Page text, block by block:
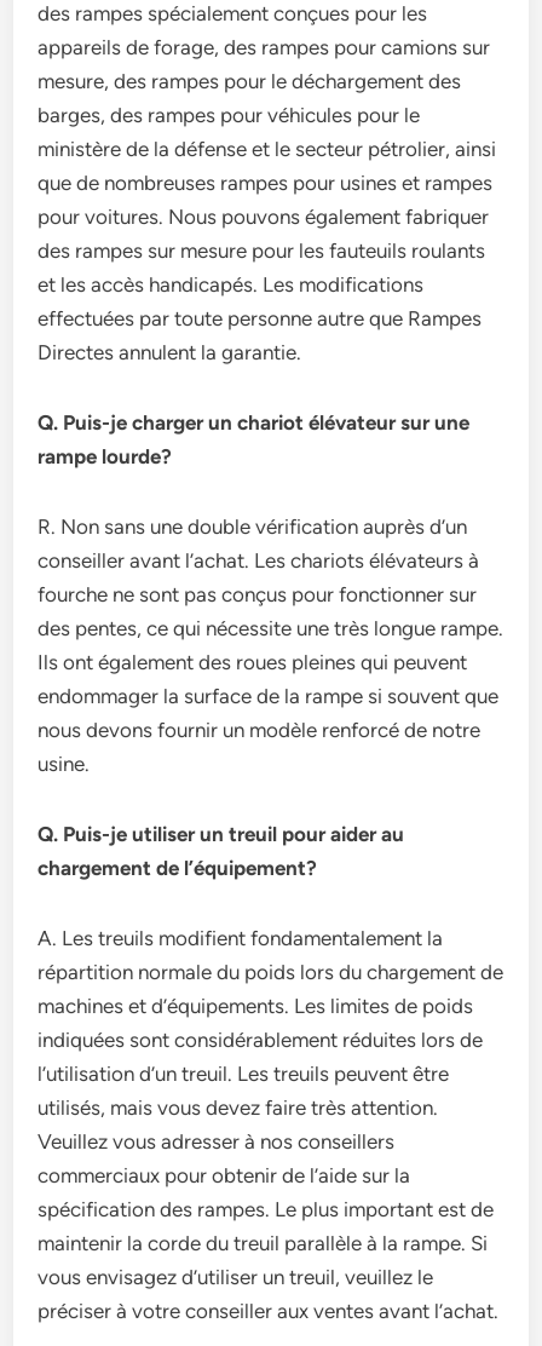
des rampes spécialement conçues pour les
appareils de forage, des rampes pour camions sur
mesure, des rampes pour le déchargement des
barges, des rampes pour véhicules pour le
ministère de la défense et le secteur pétrolier, ainsi
que de nombreuses rampes pour usines et rampes
pour voitures. Nous pouvons également fabriquer
des rampes sur mesure pour les fauteuils roulants
et les accès handicapés. Les modifications
effectuées par toute personne autre que Rampes
Directes annulent la garantie.
Q. Puis-je charger un chariot élévateur sur une
rampe lourde?
R. Non sans une double vérification auprès d’un
conseiller avant l’achat. Les chariots élévateurs à
fourche ne sont pas conçus pour fonctionner sur
des pentes, ce qui nécessite une très longue rampe.
Ils ont également des roues pleines qui peuvent
endommager la surface de la rampe si souvent que
nous devons fournir un modèle renforcé de notre
usine.
Q. Puis-je utiliser un treuil pour aider au
chargement de l’équipement?
A. Les treuils modifient fondamentalement la
répartition normale du poids lors du chargement de
machines et d’équipements. Les limites de poids
indiquées sont considérablement réduites lors de
l’utilisation d’un treuil. Les treuils peuvent être
utilisés, mais vous devez faire très attention.
Veuillez vous adresser à nos conseillers
commerciaux pour obtenir de l’aide sur la
spécification des rampes. Le plus important est de
maintenir la corde du treuil parallèle à la rampe. Si
vous envisagez d’utiliser un treuil, veuillez le
préciser à votre conseiller aux ventes avant l’achat.